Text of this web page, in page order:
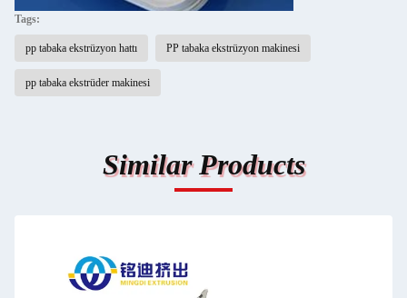
Tags:
pp tabaka ekstrüzyon hattı PP tabaka ekstrüzyon makinesi
pp tabaka ekstrüder makinesi
Similar Products